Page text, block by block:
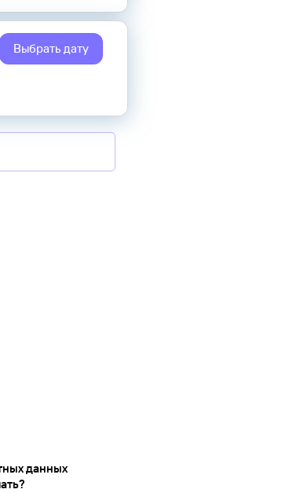
Выбрать дату
данных